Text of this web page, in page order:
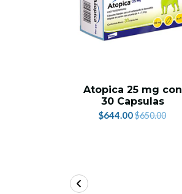
Atopica 25 mg con
30 Capsulas
$644.00$650.00